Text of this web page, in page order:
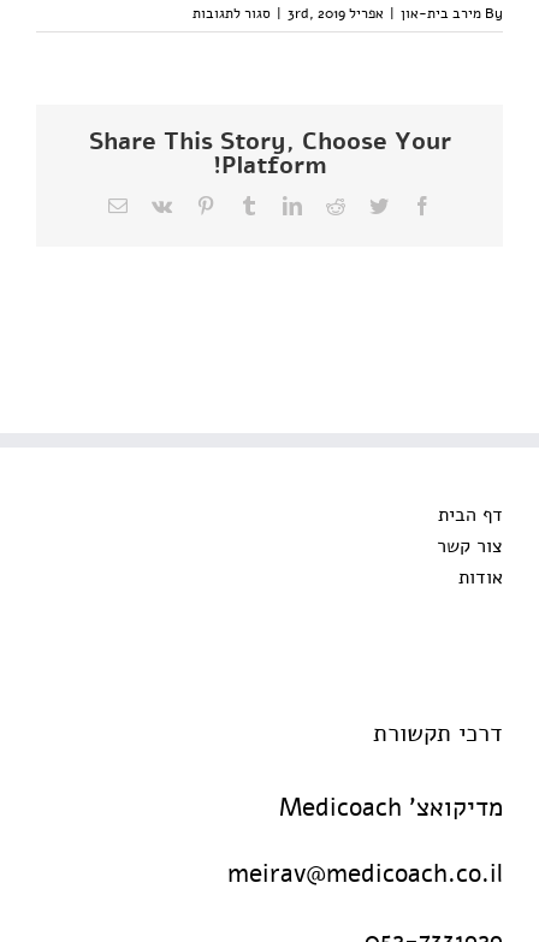
By מירב בית-און | אפריל 3rd, 2019 | סגור לתגובותעל
סדנה
Share This Story, Choose Your
Platform!
Facebook
Twitter
Reddit
LinkedIn
Tumblr
Pinterest
Vk
כתובת
דף הבית
צור קשר
אודות
דרכי תקשורת
מדיקואצ' Medicoach
meirav@medicoach.co.il